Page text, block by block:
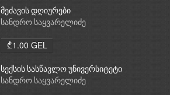
მეძავის დღიურები
სანდრო საყვარელიძე
₾1.00 GEL
სექსის სასწავლო უნივერსიტეტი
სანდრო საყვარელიძე